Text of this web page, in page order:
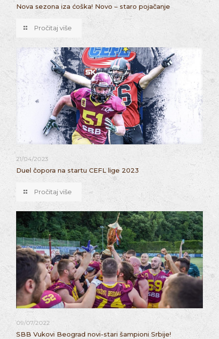
Nova sezona iza ćoška! Novo – staro pojačanje
Pročitaj više
21/04/2023
Duel čopora na startu CEFL lige 2023
Pročitaj više
09/07/2022
SBB Vukovi Beograd novi-stari šampioni Srbije!